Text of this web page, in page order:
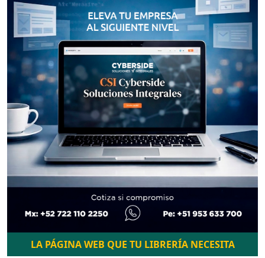
LA PÁGINA WEB QUE TU LIBRERÍA NECESITA